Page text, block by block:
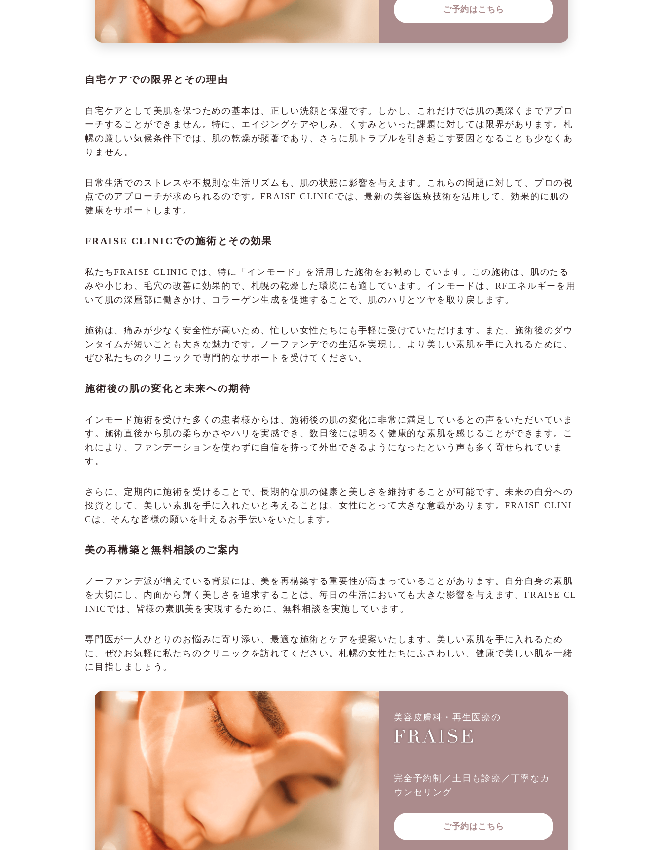
ご予約はこちら
自宅ケアでの限界とその理由
自宅ケアとして美肌を保つための基本は、正しい洗顔と保湿です。しかし、これだけでは肌の奥深くまでアプロ
ーチすることができません。特に、エイジングケアやしみ、くすみといった課題に対しては限界があります。札
幌の厳しい気候条件下では、肌の乾燥が顕著であり、さらに肌トラブルを引き起こす要因となることも少なくあ
りません。
日常生活でのストレスや不規則な生活リズムも、肌の状態に影響を与えます。これらの問題に対して、プロの視
点でのアプローチが求められるのです。FRAISE CLINICでは、最新の美容医療技術を活用して、効果的に肌の
健康をサポートします。
FRAISE CLINICでの施術とその効果
私たちFRAISE CLINICでは、特に「インモード」を活用した施術をお勧めしています。この施術は、肌のたる
みや小じわ、毛穴の改善に効果的で、札幌の乾燥した環境にも適しています。インモードは、RFエネルギーを用
いて肌の深層部に働きかけ、コラーゲン生成を促進することで、肌のハリとツヤを取り戻します。
施術は、痛みが少なく安全性が高いため、忙しい女性たちにも手軽に受けていただけます。また、施術後のダウ
ンタイムが短いことも大きな魅力です。ノーファンデでの生活を実現し、より美しい素肌を手に入れるために、
ぜひ私たちのクリニックで専門的なサポートを受けてください。
施術後の肌の変化と未来への期待
インモード施術を受けた多くの患者様からは、施術後の肌の変化に非常に満足しているとの声をいただいていま
す。施術直後から肌の柔らかさやハリを実感でき、数日後には明るく健康的な素肌を感じることができます。こ
れにより、ファンデーションを使わずに自信を持って外出できるようになったという声も多く寄せられていま
す。
さらに、定期的に施術を受けることで、長期的な肌の健康と美しさを維持することが可能です。未来の自分への
投資として、美しい素肌を手に入れたいと考えることは、女性にとって大きな意義があります。FRAISE CLINI
Cは、そんな皆様の願いを叶えるお手伝いをいたします。
美の再構築と無料相談のご案内
ノーファンデ派が増えている背景には、美を再構築する重要性が高まっていることがあります。自分自身の素肌
を大切にし、内面から輝く美しさを追求することは、毎日の生活においても大きな影響を与えます。FRAISE CL
INICでは、皆様の素肌美を実現するために、無料相談を実施しています。
専門医が一人ひとりのお悩みに寄り添い、最適な施術とケアを提案いたします。美しい素肌を手に入れるため
に、ぜひお気軽に私たちのクリニックを訪れてください。札幌の女性たちにふさわしい、健康で美しい肌を一緒
に目指しましょう。
美容皮膚科・再生医療の
完全予約制／土日も診療／丁寧なカ
ウンセリング
ご予約はこちら